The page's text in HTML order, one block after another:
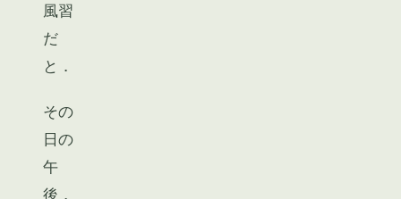
風習
だ
と．
その
日の
午
後，